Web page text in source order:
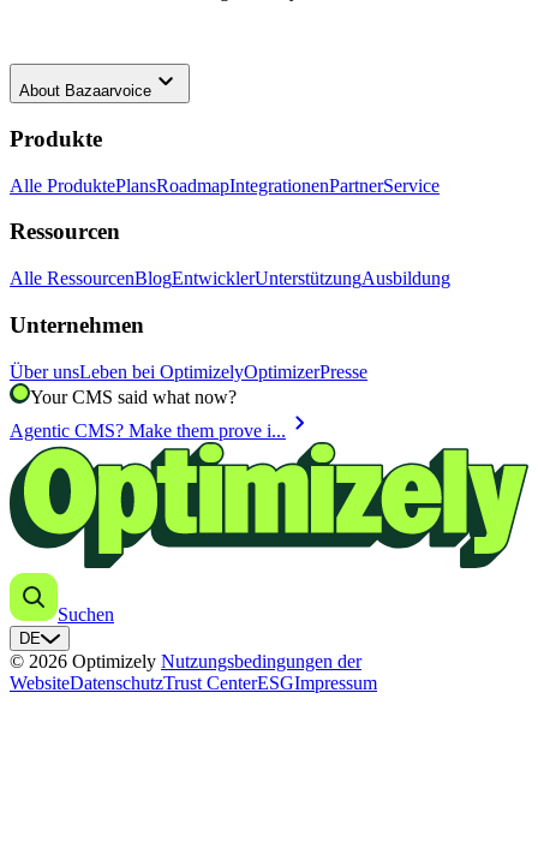
About Bazaarvoice keyboard_arrow_down
Produkte
Alle ProduktePlansRoadmapIntegrationenPartnerService
Ressourcen
Alle RessourcenBlogEntwicklerUnterstützungAusbildung
Unternehmen
Über unsLeben bei OptimizelyOptimizerPresse
Your CMS said what now?
Agentic CMS? Make them prove i... chevron_right
Suchen
DE
© 2026 Optimizely Nutzungsbedingungen der
WebsiteDatenschutzTrust CenterESGImpressum